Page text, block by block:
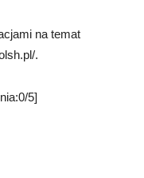
na temat
.
5]